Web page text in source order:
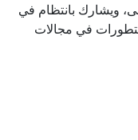
ويشارك بانتظام في
في مجالات